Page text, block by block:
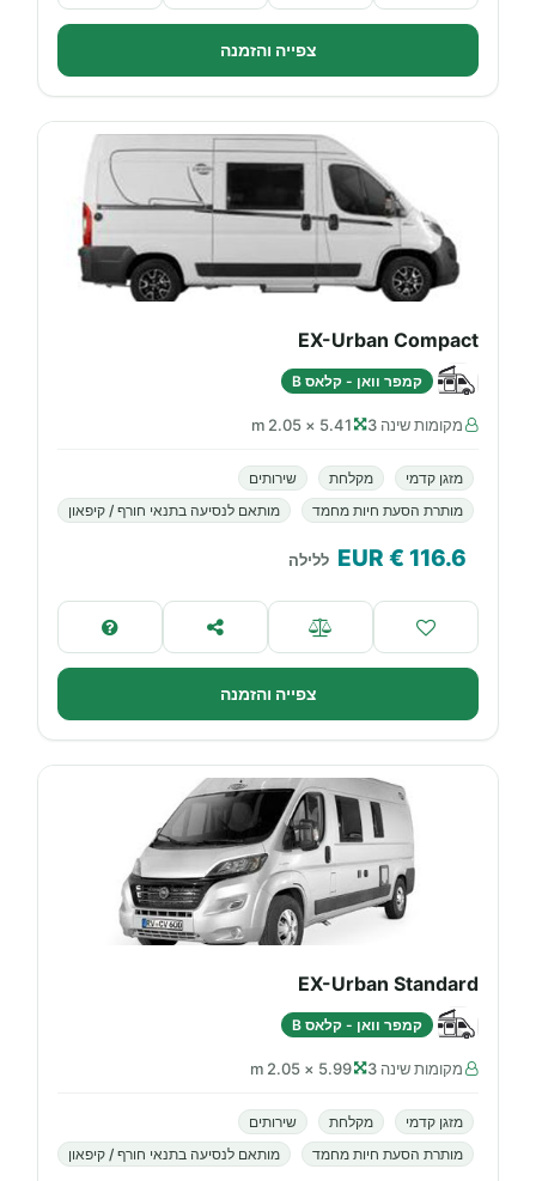
צפייה והזמנה
EX-Urban Compact
קמפר וואן - קלאס B
מקומות שינה 3 5.41 × 2.05 m
מזגן קדמי מקלחת
שירותים
מותרת הסעת חיות מחמד
מותאם לנסיעה בתנאי חורף / קיפאון
116.6
€ EUR ללילה
צפייה והזמנה
EX-Urban Standard
קמפר וואן - קלאס B
מקומות שינה 3 5.99 × 2.05 m
מזגן קדמי מקלחת
שירותים
מותרת הסעת חיות מחמד
מותאם לנסיעה בתנאי חורף / קיפאון